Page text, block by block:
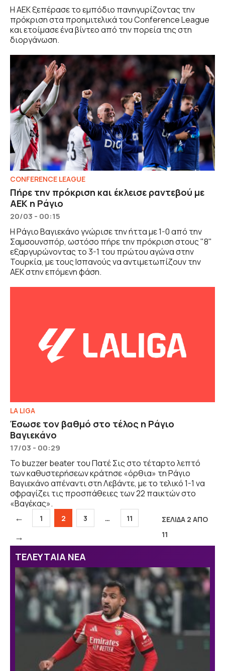
Η ΑΕΚ ξεπέρασε το εμπόδιο πανηγυρίζοντας την
πρόκριση στα προημιτελικά του Conference League
και ετοίμασε ένα βίντεο από την πορεία της στη
διοργάνωση.
CONFERENCE LEAGUE
Πήρε την πρόκριση και έκλεισε ραντεβού με
ΑΕΚ η Ράγιο
20/03 - 00:15
Η Ράγιο Βαγιεκάνο γνώρισε την ήττα με 1-0 από την
Σαμσουνσπόρ, ωστόσο πήρε την πρόκριση στους "8"
εξαργυρώνοντας το 3-1 του πρώτου αγώνα στην
Τουρκία, με τους Ισπανούς να αντιμετωπίζουν την
ΑΕΚ στην επόμενη φάση.
LA LIGA
Έσωσε τον βαθμό στο τέλος η Ράγιο
Βαγιεκάνο
17/03 - 00:29
Το buzzer beater του Πατέ Σις στο τέταρτο λεπτό
των καθυστερήσεων κράτησε «όρθια» τη Ράγιο
Βαγιεκάνο απέναντι στη Λεβάντε, με το τελικό 1-1 να
σφραγίζει τις προσπάθειες των 22 παικτών στο
«Βαγέκας».
← Σελίδα
1 Σελίδα
2 Σελίδα
3 … Σελίδα
11
→
ΣΕΛΙΔΑ 2 ΑΠΟ
11
ΤΕΛΕΥΤΑΙΑ ΝΕΑ